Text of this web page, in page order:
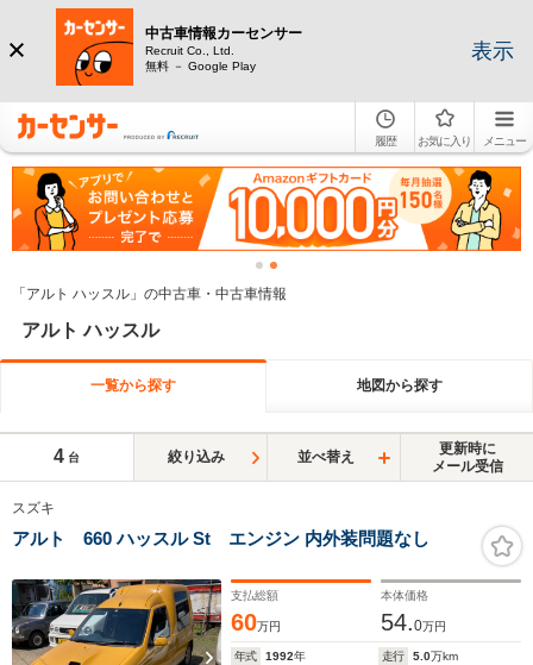
中古車情報カーセンサー
Recruit Co., Ltd.
無料 － Google Play
表示
履歴 お気に入り メニュー
「アルト ハッスル」の中古車・中古車情報
アルト ハッスル
一覧から探す 地図から探す
4 台 絞り込み 並べ替え
更新時に
メール受信
スズキ
アルト 660 ハッスル St エンジン 内外装問題なし
支払総額
60万円
本体価格
54.0万円
年式 1992年 走行 5.0万km